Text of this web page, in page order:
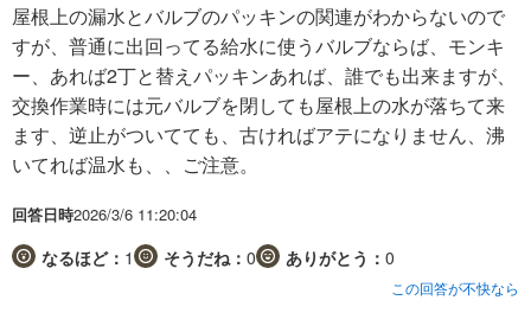
屋根上の漏水とバルブのパッキンの関連がわからないので
すが、普通に出回ってる給水に使うバルブならば、モンキ
ー、あれば2丁と替えパッキンあれば、誰でも出来ますが、
交換作業時には元バルブを閉しても屋根上の水が落ちて来
ます、逆止がついてても、古ければアテになりません、沸
いてれば温水も、、ご注意。
回答日時2026/3/6 11:20:04
なるほど： 1 そうだね： 0 ありがとう： 0
この回答が不快なら